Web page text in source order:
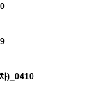
)_0410